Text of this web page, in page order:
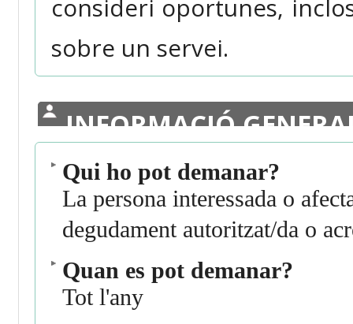
consideri oportunes,
sobre un servei.
INFORMACIÓ
Qui ho pot demanar?
La persona interessada o
degudament autoritzat/da o
Quan es pot demanar?
Tot l'any